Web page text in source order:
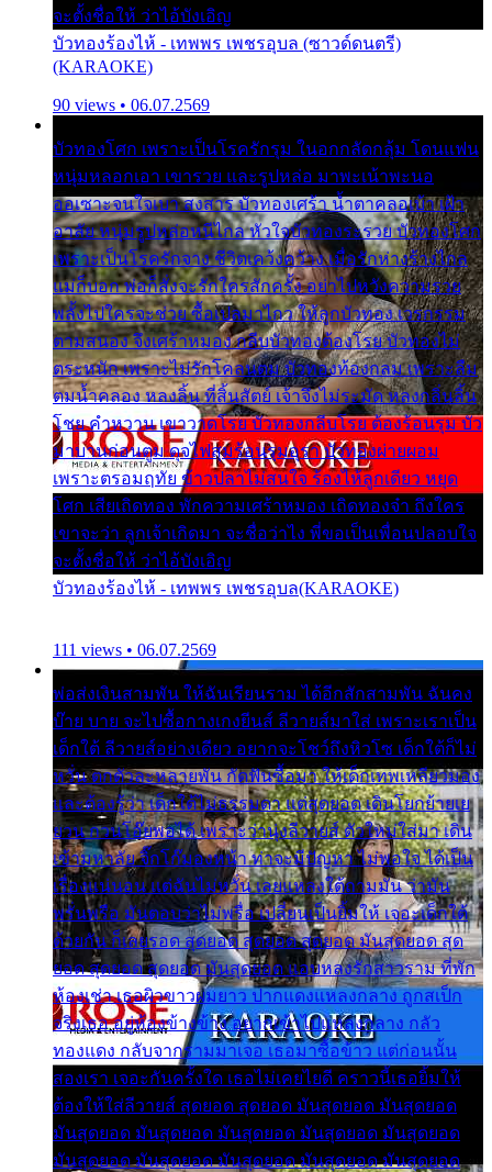
จะตั้งชื่อให้ ว่าไอ้บังเอิญ
บัวทองร้องไห้ - เทพพร เพชรอุบล (ซาวด์ดนตรี)
(KARAOKE)
90 views • 06.07.2569
บัวทองโศก เพราะเป็นโรครักรุม ในอกกลัดกลุ้ม โดนแฟน
หนุ่มหลอกเอา เขารวย และรูปหล่อ มาพะเน้าพะนอ
ออเซาะจนใจเบา สงสาร บัวทองเศร้า น้ำตาคลอเบ้า เฝ้า
อาลัย หนุ่มรูปหล่อหนีไกล หัวใจบัวทองระรวย บัวทองโศก
เพราะเป็นโรครักจาง ชีวิตเคว้งคว้าง เมื่อรักห่างร้างไกล
แม่ก็บอก พ่อก็สั่งจะรักใครสักครั้ง อย่าไปหวังความรวย
พลั้งไปใครจะช่วย ซื้อเปลมาไกว ให้ลูกบัวทอง เวรกรรม
ตามสนอง จึงเศร้าหมอง กลีบบัวทองต้องโรย บัวทองไม่
ตระหนัก เพราะไม่รักโคลนตม บัวทองท้องกลม เพราะลืม
ตมน้ำคลอง หลงลิ้น ที่สิ้นสัตย์ เจ้าจึงไม่ระมัด หลงกลิ่นลิ้น
โชย คำหวาน เขาวาดโรย บัวทองกลีบโรย ต้องร้อนรุม บัว
มาบานก่อนตูม ดุจไฟสุมร้อนรุมอุรา บัวทองผ่ายผอม
เพราะตรอมฤทัย ข้าวปลาไม่สนใจ ร้องไห้ลูกเดียว หยุด
โศก เสียเถิดทอง พักความเศร้าหมอง เถิดทองจ๋า ถึงใคร
เขาจะว่า ลูกเจ้าเกิดมา จะชื่อว่าไง พี่ขอเป็นเพื่อนปลอบใจ
จะตั้งชื่อให้ ว่าไอ้บังเอิญ
บัวทองร้องไห้ - เทพพร เพชรอุบล(KARAOKE)
111 views • 06.07.2569
พ่อส่งเงินสามพัน ให้ฉันเรียนราม ได้อีกสักสามพัน ฉันคง
บ๊าย บาย จะไปซื้อกางเกงยีนส์ ลีวายส์มาใส่ เพราะเราเป็น
เด็กใต้ ลีวายส์อย่างเดียว อยากจะโชว์ถึงหิวโซ เด็กใต้ก็ไม่
หวั่น ตกตัวละหลายพัน กัดฟันซื้อมา ให้เด็กเทพเหลียวมอง
และต้องรู้ว่า เด็กใต้ไม่ธรรมดา แต่สุดยอด เดินโยกย้ายเย
ยวน กวนโอ๊ยพอได้ เพราะว่านุ่งลีวายส์ ตัวใหม่ใส่มา เดิน
เข้ามหาลัย จิ๊กโก๊มองหน้า ท่าจะมีปัญหา ไม่พอใจ ได้เป็น
เรื่องแน่นอน แต่ฉันไม่หวั่น เลยแหลงใต้ถามมัน ว่ามัน
พรั่นพรือ มันตอบว่าไม่พรื่อ เปลี่ยนเป็นยิ้มให้ เจอะเด็กใต้
ด้วยกัน ก็เลยรอด สุดยอด สุดยอด สุดยอด มันสุดยอด สุด
ยอด สุดยอด สุดยอด มันสุดยอด แอบหลงรักสาวราม ที่พัก
ห้องเช่า เธอผิวขาวผมยาว ปากแดงแหลงกลาง ถูกสเป็ก
จริงเธอ อยู่ห้องข้างข้าง อยากเข้าไปแหลงกลาง กลัว
ทองแดง กลับจากรามมาเจอ เธอมาซื้อข้าว แต่ก่อนนั้น
สองเรา เจอะกันครั้งใด เธอไม่เคยไยดี คราวนี้เธอยิ้มให้
ต้องให้ใส่ลีวายส์ สุดยอด สุดยอด มันสุดยอด มันสุดยอด
มันสุดยอด มันสุดยอด มันสุดยอด มันสุดยอด มันสุดยอด
มันสุดยอด มันสุดยอด มันสุดยอด มันสุดยอด มันสุดยอด